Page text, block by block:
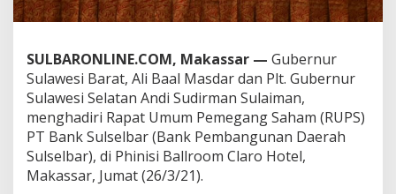
l
s
l
H
a
d
i
r
R
U
SULBARONLINE.COM, Makassar — Gubernur
Sulawesi Barat, Ali Baal Masdar dan Plt. Gubernur
Sulawesi Selatan Andi Sudirman Sulaiman,
menghadiri Rapat Umum Pemegang Saham (RUPS)
PT Bank Sulselbar (Bank Pembangunan Daerah
Sulselbar), di Phinisi Ballroom Claro Hotel,
Makassar, Jumat (26/3/21).